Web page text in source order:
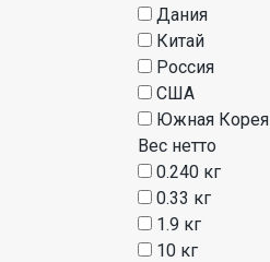
Дания
Китай
Россия
США
Южная Корея
Вес нетто
0.240 кг
0.33 кг
1.9 кг
10 кг